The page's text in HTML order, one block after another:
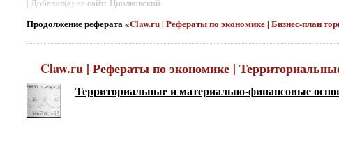
| Добавил(а) на сайт: Циолковский.
Продолжение реферата «Claw.ru | Рефераты по экономике | Бизнес-план
Claw.ru | Рефераты по экономике |
Территориальные и материально-финансовые